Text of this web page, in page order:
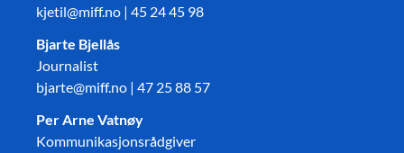
kjetil@miff.no | 45 24 45 98
Bjarte Bjellås
Journalist
bjarte@miff.no | 47 25 88 57
Per Arne Vatnøy
Kommunikasjonsrådgiver